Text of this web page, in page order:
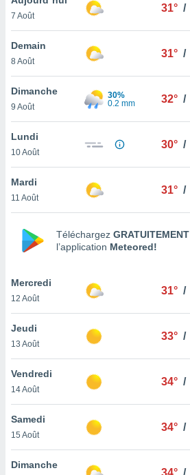
et
»,
au
vous
qu'ils
ou
le
ainsi
un
la
du
votre
à
en
7 Août
31° /
Demain
8 Août
31° /
Dimanche
9 Août
30%
0.2 mm
32° /
Lundi
10 Août
30° /
Mardi
11 Août
31° /
Téléchargez GRATUITEMENT
l’application Meteored!
Mercredi
12 Août
31° /
Jeudi
13 Août
33° /
Vendredi
14 Août
34° /
Samedi
15 Août
34° /
Dimanche
34° /